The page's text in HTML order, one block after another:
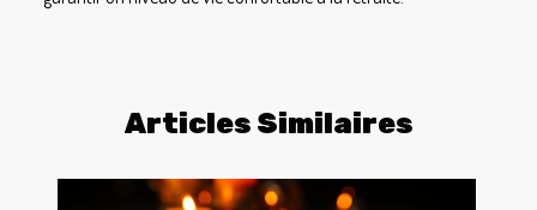
Articles Similaires